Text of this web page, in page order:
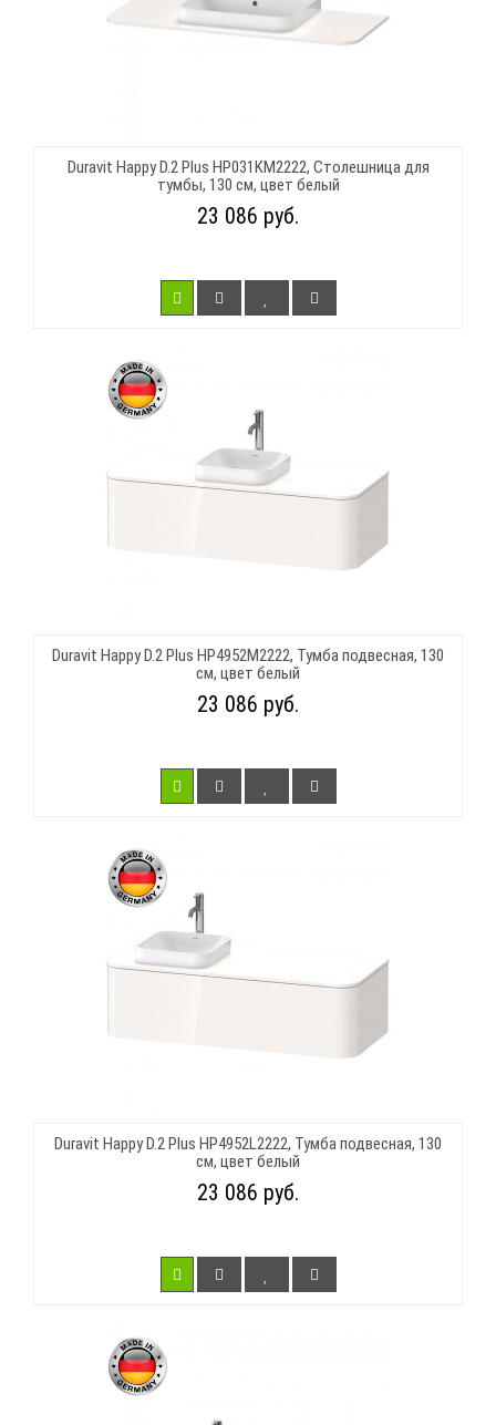
Duravit Happy D.2 Plus HP031KM2222, Столешница для
тумбы, 130 см, цвет белый
23 086 руб.
Duravit Happy D.2 Plus HP4952M2222, Тумба подвесная, 130
см, цвет белый
23 086 руб.
Duravit Happy D.2 Plus HP4952L2222, Тумба подвесная, 130
см, цвет белый
23 086 руб.